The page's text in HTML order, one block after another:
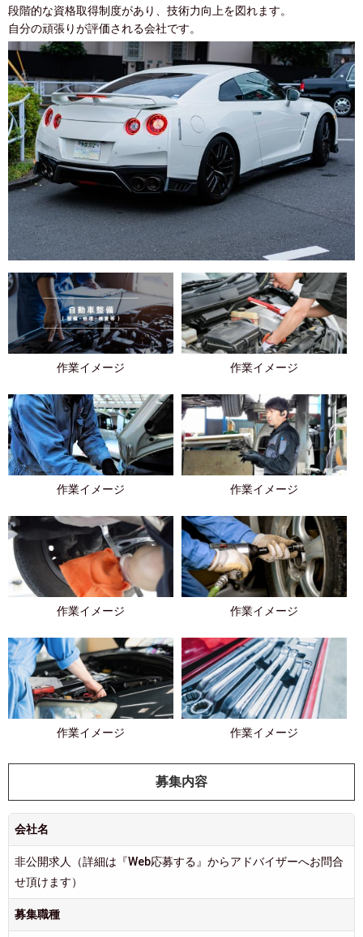
段階的な資格取得制度があり、技術力向上を図れます。
自分の頑張りが評価される会社です。
作業イメージ 作業イメージ
作業イメージ 作業イメージ
作業イメージ 作業イメージ
作業イメージ 作業イメージ
募集内容
会社名
非公開求人（詳細は『Web応募する』からアドバイザーへお問合
せ頂けます）
募集職種